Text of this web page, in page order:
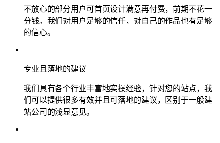
不放心的部分用户可首页设计满意再付费，前期不花一
分钱。我们对用户足够的信任，对自己的作品也有足够
的信心。
专业且落地的建议
我们具有各个行业丰富地实操经验，针对您的站点，我
们可以提供很多有效并且可落地的建议，区别于一般建
站公司的浅显意见。